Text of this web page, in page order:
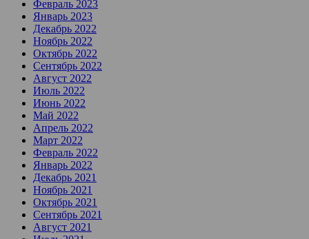
Февраль 2023
Январь 2023
Декабрь 2022
Ноябрь 2022
Октябрь 2022
Сентябрь 2022
Август 2022
Июль 2022
Июнь 2022
Май 2022
Апрель 2022
Март 2022
Февраль 2022
Январь 2022
Декабрь 2021
Ноябрь 2021
Октябрь 2021
Сентябрь 2021
Август 2021